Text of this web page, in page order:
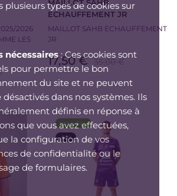
plusieurs types de cookies sur
nécessaires : Ces cookies sont
pour permettre le bon
du site et ne peuvent
désactivés dans nos systèmes. Ils
définis en réponse à
que vous avez effectuées,
la configuration de vos
de confidentialité ou le
de formulaires.
2026
LES
MAILLOT SAHB
ECHAUFFEMENT JR
MAILLOT SAHB ECHAUFFEMENT
JR
Prix
17,50 € Prix
de
base
35,00 €
NOUVEAU
-50%